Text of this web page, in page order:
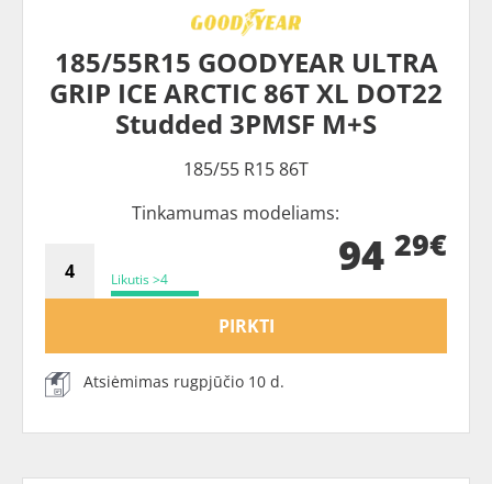
185/55R15 GOODYEAR ULTRA
GRIP ICE ARCTIC 86T XL DOT22
Studded 3PMSF M+S
185/55 R15 86T
Tinkamumas modeliams:
Likutis >4 94 29€
PIRKTI
Atsiėmimas rugpjūčio 10 d.